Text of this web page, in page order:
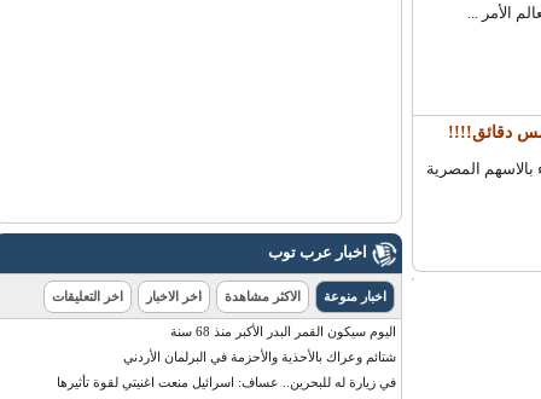
المصرية
اخبار عرب توب
اخبار منوعة الاكثر مشاهدة اخر الاخبار اخر التعليقات
اليوم سيكون القمر البدر الأكبر منذ 68 سنة
شتائم وعراك بالأحذية والأحزمة في البرلمان الأردني
في زيارة له للبحرين.. عساف: اسرائيل منعت اغنيتي لقوة تأثيرها